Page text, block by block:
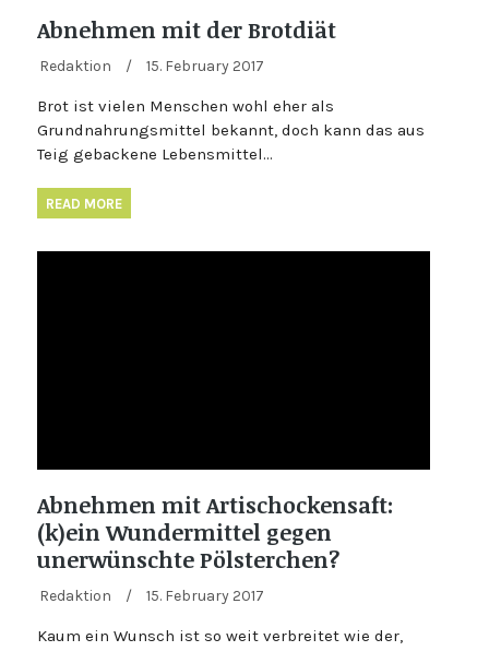
Abnehmen mit der Brotdiät
Redaktion / 15. February 2017
Brot ist vielen Menschen wohl eher als
Grundnahrungsmittel bekannt, doch kann das aus
Teig gebackene Lebensmittel…
READ MORE
Abnehmen mit Artischockensaft:
(k)ein Wundermittel gegen
unerwünschte Pölsterchen?
Redaktion / 15. February 2017
Kaum ein Wunsch ist so weit verbreitet wie der,